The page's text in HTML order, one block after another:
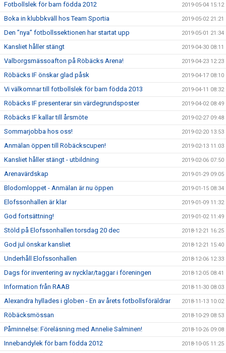
Fotbollslek för barn födda 2012 2019-05-04 15:12
Boka in klubbkväll hos Team Sportia 2019-05-02 21:21
Den ”nya” fotbollssektionen har startat upp 2019-05-01 21:34
Kansliet håller stängt 2019-04-30 08:11
Valborgsmässoafton på Röbäcks Arena! 2019-04-23 12:23
Röbäcks IF önskar glad påsk 2019-04-17 08:10
Vi välkomnar till fotbollslek för barn födda 2013 2019-04-11 08:32
Röbäcks IF presenterar sin värdegrundsposter 2019-04-02 08:49
Röbäcks IF kallar till årsmöte 2019-02-27 09:48
Sommarjobba hos oss! 2019-02-20 13:53
Anmälan öppen till Röbäckscupen! 2019-02-13 11:03
Kansliet håller stängt - utbildning 2019-02-06 07:50
Arenavärdskap 2019-01-29 09:05
Blodomloppet - Anmälan är nu öppen 2019-01-15 08:34
Elofssonhallen är klar 2019-01-09 11:32
God fortsättning! 2019-01-02 11:49
Stöld på Elofssonhallen torsdag 20 dec 2018-12-21 16:25
God jul önskar kansliet 2018-12-21 15:40
Underhåll Elofssonhallen 2018-12-06 12:33
Dags för inventering av nycklar/taggar i föreningen 2018-12-05 08:41
Information från RAAB 2018-11-30 08:03
Alexandra hyllades i globen - En av årets fotbollsföräldrar 2018-11-13 10:02
Röbäcksmössan 2018-10-29 08:53
Påminnelse: Föreläsning med Annelie Salminen! 2018-10-26 09:08
Innebandylek för barn födda 2012 2018-10-05 11:25